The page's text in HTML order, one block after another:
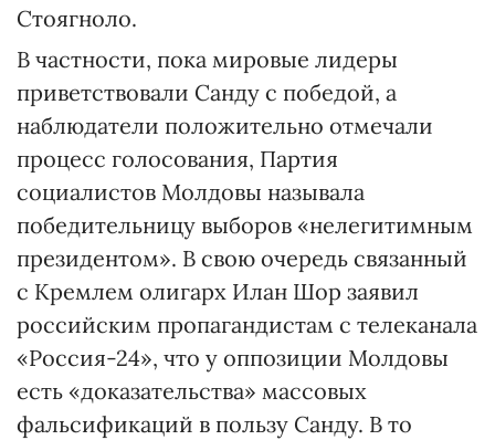
Стоягноло.
В частности, пока мировые лидеры
приветствовали Санду с победой, а
наблюдатели положительно отмечали
процесс голосования, Партия
социалистов Молдовы называла
победительницу выборов «нелегитимным
президентом». В свою очередь связанный
с Кремлем олигарх Илан Шор заявил
российским пропагандистам с телеканала
«Россия-24», что у оппозиции Молдовы
есть «доказательства» массовых
фальсификаций в пользу Санду. В то